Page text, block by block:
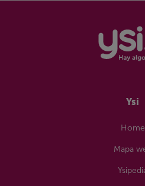
Ofertas
Ysi
Home
Mapa